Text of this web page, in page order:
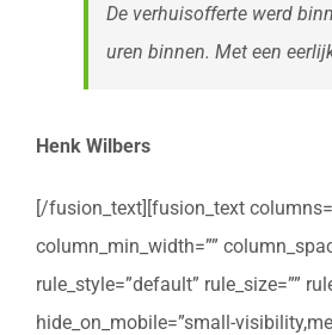
De verhuisofferte werd
uren binnen. Met een
Henk Wilbers
[/fusion_text][fusion_text
column_min_width=””
rule_style=”default” rule_size=””
hide_on_mobile=”small-